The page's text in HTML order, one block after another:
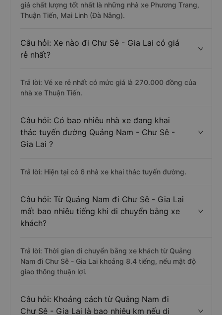
giá chất lượng tốt nhất là những nhà xe Phương Trang,
Thuận Tiến, Mai Linh (Đà Nẵng).
Câu hỏi: Xe nào đi Chư Sê - Gia Lai có giá
rẻ nhất?
Trả lời: Vé xe rẻ nhất có mức giá là 270.000 đồng của
nhà xe Thuận Tiến.
Câu hỏi: Có bao nhiêu nhà xe đang khai
thác tuyến đường Quảng Nam - Chư Sê -
Gia Lai ?
Trả lời: Hiện tại có 6 nhà xe khai thác tuyến đường.
Câu hỏi: Từ Quảng Nam đi Chư Sê - Gia Lai
mất bao nhiêu tiếng khi di chuyển bằng xe
khách?
Trả lời: Thời gian di chuyển bằng xe khách từ Quảng
Nam đi Chư Sê - Gia Lai khoảng 8.4 tiếng, nếu mật độ
giao thông thuận lợi.
Câu hỏi: Khoảng cách từ Quảng Nam đi
Chư Sê - Gia Lai là bao nhiêu km nếu di